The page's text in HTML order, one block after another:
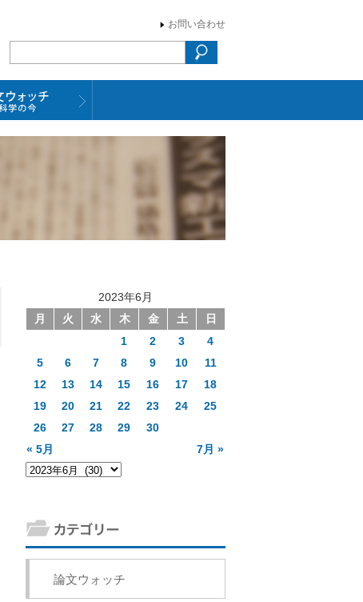
お問い合わせ
2023年6月
月
火 水 木 金 土 日
« 5月 7月 »
1 2 3
4
5
6 7 8 9 10
11
12
13 14 15 16 17
18
19
20 21 22 23 24
25
26
27 28 29 30
論文ウォッチ